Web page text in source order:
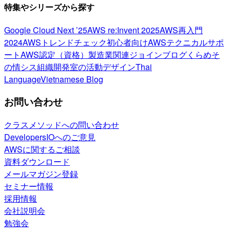
特集やシリーズから探す
Google Cloud Next ’25AWS re:Invent 2025AWS再入門
2024AWSトレンドチェック初心者向けAWSテクニカルサポ
ートAWS認定（資格） 製造業関連ジョインブログくらめそ
の情シス組織開発室の活動デザインThai
LanguageVietnamese Blog
お問い合わせ
クラスメソッドへの問い合わせ
DevelopersIOへのご意見
AWSに関するご相談
資料ダウンロード
メールマガジン登録
セミナー情報
採用情報
会社説明会
勉強会